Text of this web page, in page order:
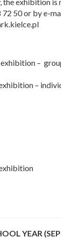
50 or by e-
–
–
YEAR